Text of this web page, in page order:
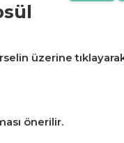
üzerine
önerilir.